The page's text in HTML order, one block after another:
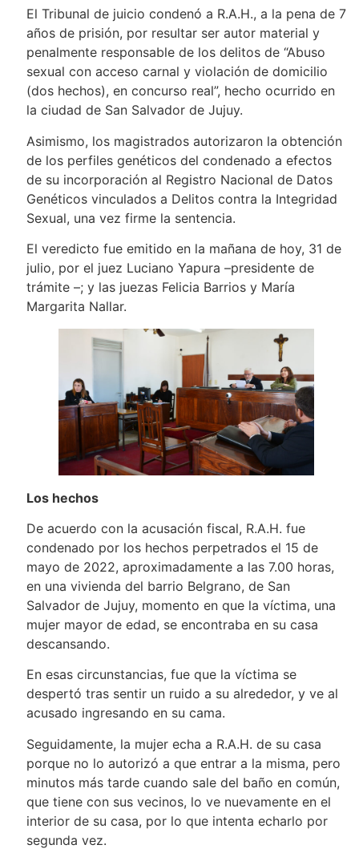
El Tribunal de juicio condenó a R.A.H., a la pena de 7
años de prisión, por resultar ser autor material y
penalmente responsable de los delitos de “Abuso
sexual con acceso carnal y violación de domicilio
(dos hechos), en concurso real”, hecho ocurrido en
la ciudad de San Salvador de Jujuy.
Asimismo, los magistrados autorizaron la obtención
de los perfiles genéticos del condenado a efectos
de su incorporación al Registro Nacional de Datos
Genéticos vinculados a Delitos contra la Integridad
Sexual, una vez firme la sentencia.
El veredicto fue emitido en la mañana de hoy, 31 de
julio, por el juez Luciano Yapura –presidente de
trámite –; y las juezas Felicia Barrios y María
Margarita Nallar.
Los hechos
De acuerdo con la acusación fiscal, R.A.H. fue
condenado por los hechos perpetrados el 15 de
mayo de 2022, aproximadamente a las 7.00 horas,
en una vivienda del barrio Belgrano, de San
Salvador de Jujuy, momento en que la víctima, una
mujer mayor de edad, se encontraba en su casa
descansando.
En esas circunstancias, fue que la víctima se
despertó tras sentir un ruido a su alrededor, y ve al
acusado ingresando en su cama.
Seguidamente, la mujer echa a R.A.H. de su casa
porque no lo autorizó a que entrar a la misma, pero
minutos más tarde cuando sale del baño en común,
que tiene con sus vecinos, lo ve nuevamente en el
interior de su casa, por lo que intenta echarlo por
segunda vez.